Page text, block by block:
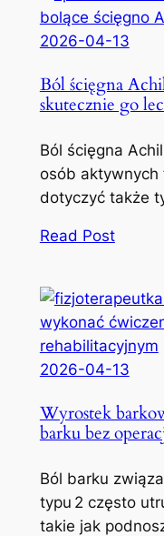
2026-04-13
Ból ścięgna
skutecznie go
Ból ścięgna
osób aktywnych
dotyczyć także
Read Post
2026-04-13
Wyrostek
barku bez
Ból barku
typu 2 często
takie jak